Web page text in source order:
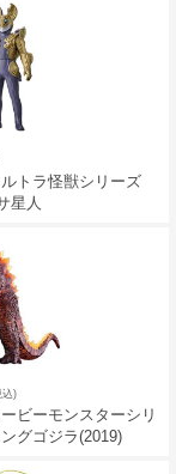
トラ怪獣シリーズ
星人
込)
ビーモンスターシリ
グゴジラ(2019)